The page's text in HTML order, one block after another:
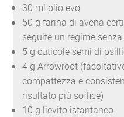
30 ml olio evo
50 g farina di avena
seguite un regime
5 g cuticole semi di
4 g Arrowroot
compattezza e
risultato più soffice)
10 g lievito istantaneo